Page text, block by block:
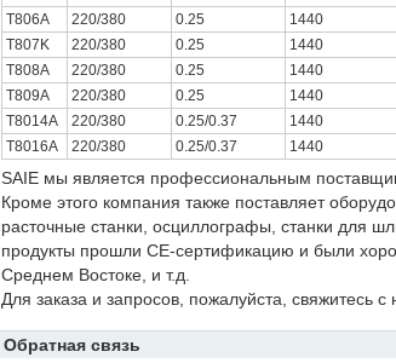
T806A
220/380 0.25 1440
T807K
220/380 0.25 1440
T808A
220/380 0.25 1440
T809A
220/380 0.25 1440
T8014A
220/380 0.25/0.37 1440
T8016A
220/380 0.25/0.37 1440
SAIE мы является профессиональным
Кроме этого компания также поставляет
расточные станки, осциллографы, станки для
продукты прошли CE-сертификацию и были
Среднем Востоке, и т.д.
Для заказа и запросов, пожалуйста,
Обратная связь